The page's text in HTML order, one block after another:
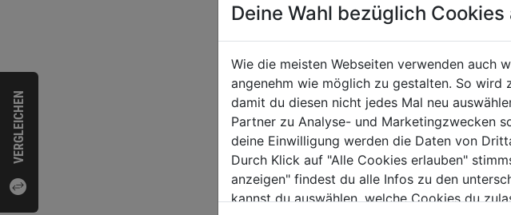
VERGLEICHEN
Dosierpistole Metall
Profi
0.0 (0)
0.0
von
Sternen.
41,99€
0.0
von
5
Deine Wahl bezüglich
Wie die meisten Webseiten verwenden auch
angenehm wie möglich zu gestalten. So wird
damit du diesen nicht jedes Mal neu
Partner zu Analyse- und Marketingzwecken
deine Einwilligung werden die Daten von
Durch Klick auf "Alle Cookies erlauben"
anzeigen" findest du alle Infos zu den
kannst du auswählen, welche Cookies du